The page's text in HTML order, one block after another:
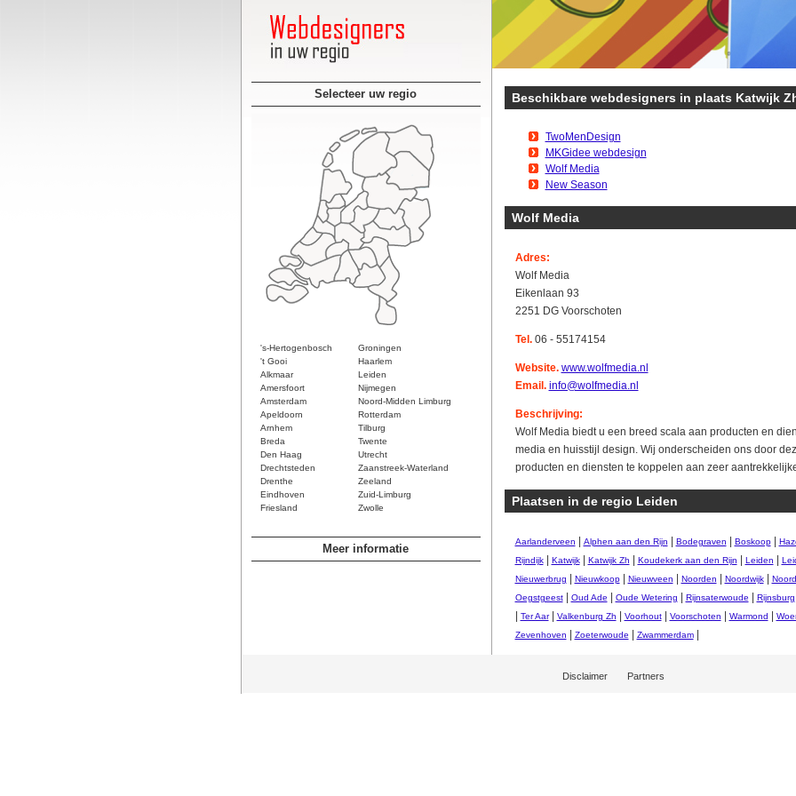
Selecteer uw regio
's-Hertogenbosch
Groningen
't Gooi
Haarlem
Alkmaar
Leiden
Amersfoort
Nijmegen
Amsterdam
Noord-Midden Limburg
Apeldoorn
Rotterdam
Arnhem
Tilburg
Breda
Twente
Den Haag
Utrecht
Drechtsteden
Zaanstreek-Waterland
Drenthe
Zeeland
Eindhoven
Zuid-Limburg
Friesland
Zwolle
Meer informatie
Beschikbare webdesigners in plaats Katwijk
TwoMenDesign
MKGidee webdesign
Wolf Media
New Season
Wolf Media
Adres:
Wolf Media
Eikenlaan 93
2251 DG Voorschoten
Tel.06 - 55174154
Website. www.wolfmedia.nl
Email. info@wolfmedia.nl
Beschrijving:
Wolf Media biedt u een breed scala aan producten en
media en huisstijl design. Wij onderscheiden ons door
producten en diensten te koppelen aan zeer
Plaatsen in de regio Leiden
Aarlanderveen Alphen aan den Rijn Bodegraven Boskoop|
Rijndijk| Katwijk| Katwijk Zh Koudekerk aan den Rijn Leiden
Nieuwerbrug
Nieuwkoop| Nieuwveen Noorden Noordwijk|
Oegstgeest| Oud Ade Oude Wetering Rijnsaterwoude Rijnsburg
Ter Aar| Valkenburg Zh Voorhout| Voorschoten Warmond
Zevenhoven
Zoeterwoude Zwammerdam|
Disclaimer Partners